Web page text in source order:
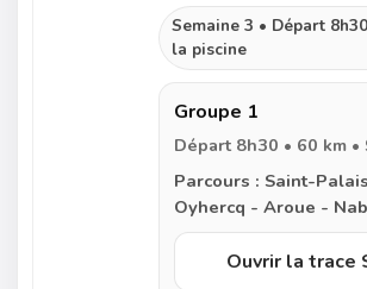
Semaine 3 • Départ
la piscine
Groupe 1
Départ 8h30 • 60 km •
Parcours :
Oyhercq - Aroue -
- Espes - Mauleon -
Uhart-Mixe - Gibraltar
Ouvrir la trace